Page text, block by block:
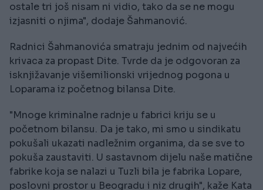
ostale tri još nisam ni vidio, tako da se ne mogu
izjasniti o njima", dodaje Šahmanović.
Radnici Šahmanovića smatraju jednim od najvećih
krivaca za propast Dite. Tvrde da je odgovoran za
isknjižavanje višemilionski vrijednog pogona u
Loparama iz početnog bilansa Dite.
"Mnoge kriminalne radnje u fabrici kriju se u
početnom bilansu. Da je tako, mi smo u sindikatu
pokušali ukazati nadležnim organima, da se sve to
pokuša zaustaviti. U sastavnom dijelu naše matične
fabrike koja se nalazi u Tuzli bila je fabrika Lopare,
poslovni prostor u Beogradu i niz drugih", kaže Kata